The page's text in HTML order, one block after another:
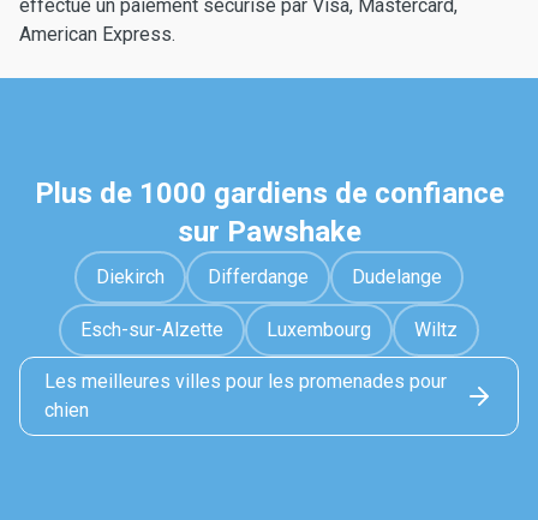
effectué un paiement sécurisé par Visa, Mastercard,
American Express.
Plus de 1000 gardiens de confiance
sur Pawshake
Diekirch Differdange Dudelange
Esch-sur-Alzette Luxembourg Wiltz
Les meilleures villes pour les promenades pour
chien